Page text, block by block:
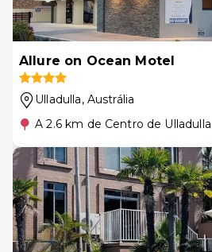
Allure on Ocean Motel
Ulladulla, Austrália
A 2.6 km de Centro de Ulladulla